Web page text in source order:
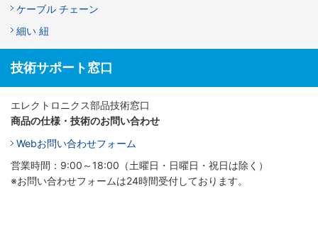
ケーブル チェーン
細い 紐
技術サポート窓口
エレクトロニクス部品技術窓口
商品の仕様・技術のお問い合わせ
Webお問い合わせフォーム
営業時間：9:00～18:00（土曜日・日曜日・祝日は除く）
※お問い合わせフォームは24時間受付しております。